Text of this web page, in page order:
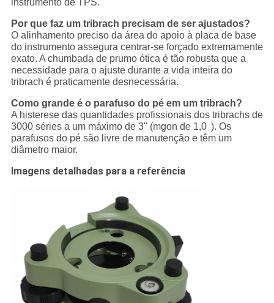
instrumento de TPS.
Por que faz um tribrach precisam de ser ajustados?
O alinhamento preciso da área do apoio à placa de base
do instrumento assegura centrar-se forçado extremamente
exato. A chumbada de prumo ótica é tão robusta que a
necessidade para o ajuste durante a vida inteira do
tribrach é praticamente desnecessária.
Como grande é o parafuso do pé em um tribrach?
A histerese das quantidades profissionais dos tribrachs de
3000 séries a um máximo de 3" (mgon de 1,0 ). Os
parafusos do pé são livre de manutenção e têm um
diâmetro maior.
Imagens detalhadas para a referência